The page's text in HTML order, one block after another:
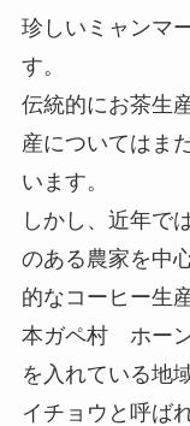
珍しいミャンマ
す。
伝統的にお茶生
産についてはま
います。
しかし、近年で
のある農家を中
的なコーヒー生
本ガペ村 ホー
を入れている地
イチョウと呼ば